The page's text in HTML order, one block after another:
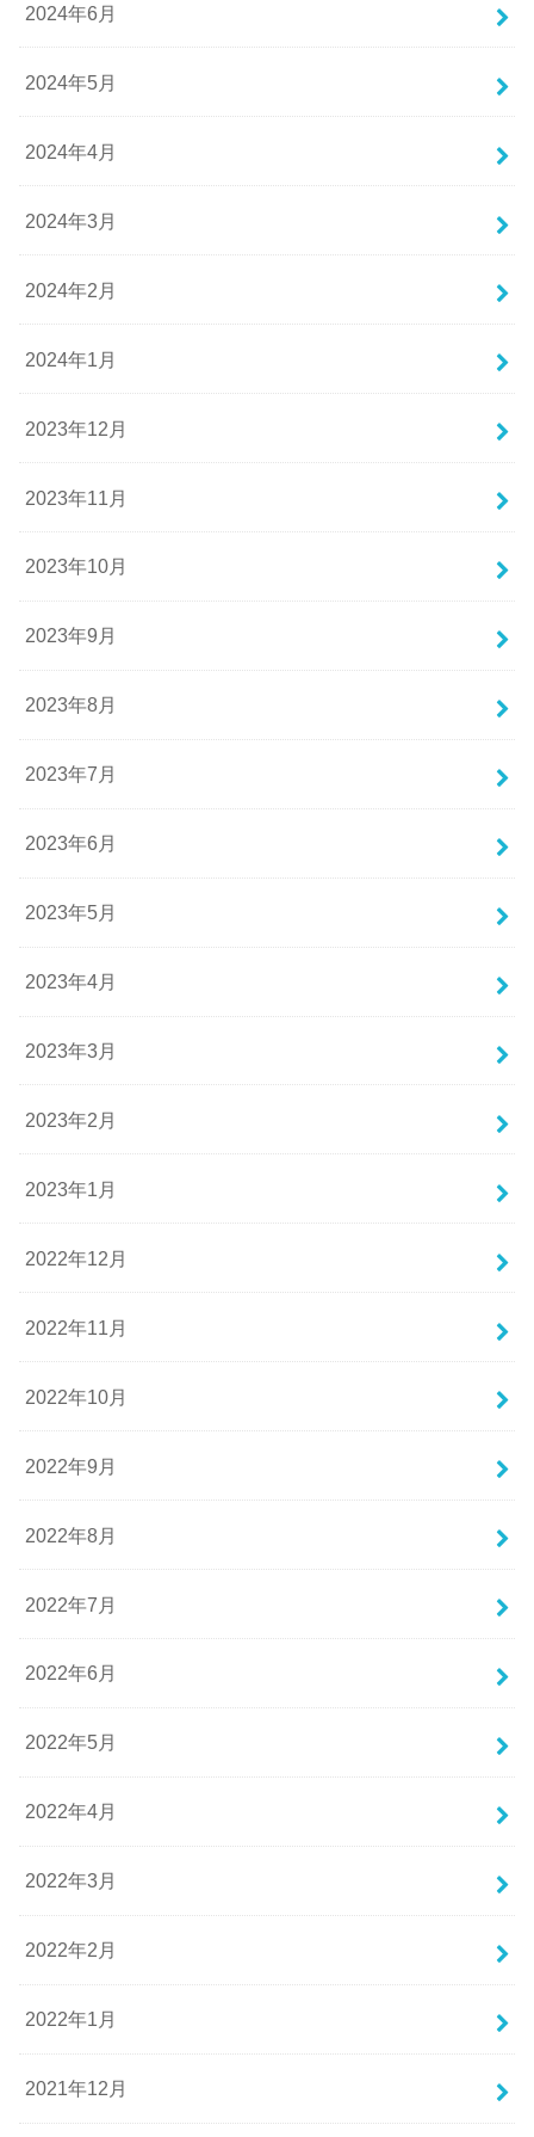
2024年6月
2024年5月
2024年4月
2024年3月
2024年2月
2024年1月
2023年12月
2023年11月
2023年10月
2023年9月
2023年8月
2023年7月
2023年6月
2023年5月
2023年4月
2023年3月
2023年2月
2023年1月
2022年12月
2022年11月
2022年10月
2022年9月
2022年8月
2022年7月
2022年6月
2022年5月
2022年4月
2022年3月
2022年2月
2022年1月
2021年12月